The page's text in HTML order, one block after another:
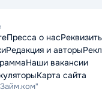
Пресса о нас
Редакция и авторы
Наши вакансии
Карта сайта